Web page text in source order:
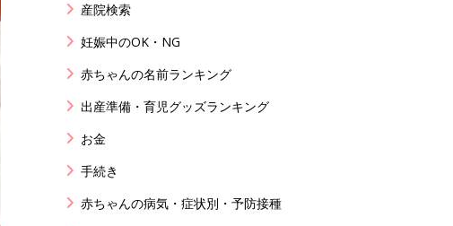
産院検索
妊娠中のOK・NG
赤ちゃんの名前ランキング
出産準備・育児グッズランキング
お金
手続き
赤ちゃんの病気・症状別・予防接種